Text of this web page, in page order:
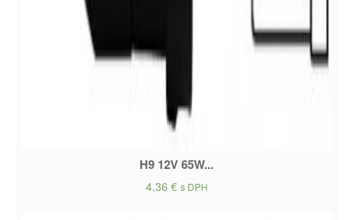
H9 12V 65W...
4,36 € s DPH